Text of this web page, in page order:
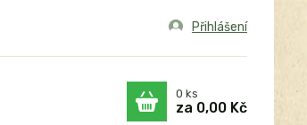
Přihlášení
0 ks
za 0,00 Kč